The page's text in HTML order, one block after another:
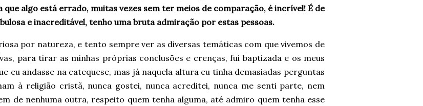
algo está errado, muitas vezes sem ter meios de comparação, é incrível! É de
e inacreditável, tenho uma bruta admiração por estas pessoas.
por natureza, e tento sempre ver as diversas temáticas com que vivemos de
para tirar as minhas próprias conclusões e crenças, fui baptizada e os meus
eu andasse na catequese, mas já naquela altura eu tinha demasiadas perguntas
à religião cristã, nunca gostei, nunca acreditei, nunca me senti parte, nem
de nenhuma outra, respeito quem tenha alguma, até admiro quem tenha esse